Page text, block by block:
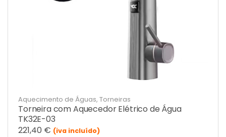
Aquecimento de Águas, Torneiras
Torneira com Aquecedor Elétrico de Água
TK32E-03
221,40 € (iva incluído)